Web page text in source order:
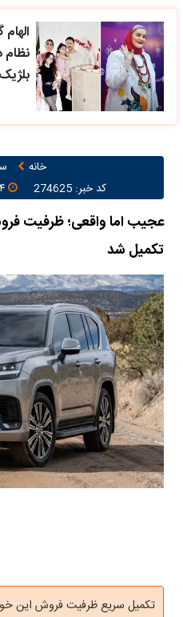
نظام
بلژیک
خانه
کد خبر: 274625
۰۴/خرداد/۱۴۰۵ ۱۱:۴۵:۱۹
تکمیل شد
تکمیل سریع ظرفیت فروش این